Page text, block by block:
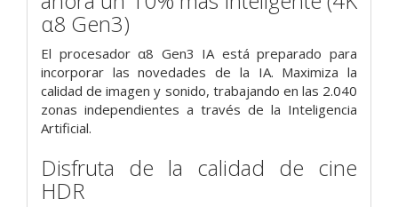
α8 Gen3)
El procesador α8 Gen3 IA está preparado para
incorporar las novedades de la IA. Maximiza la
calidad de imagen y sonido, trabajando en las 2.040
zonas independientes a través de la Inteligencia
Artificial.
Disfruta de la calidad de cine
HDR